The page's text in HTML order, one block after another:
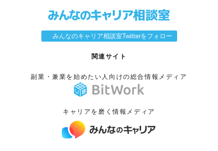
みんなのキャリア相談室Twitterをフォロー
関連サイト
副業・兼業を始めたい人向けの総合情報メディア
キャリアを磨く情報メディア